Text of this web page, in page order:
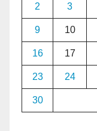
2 3
9 10
16 17
23 24
30